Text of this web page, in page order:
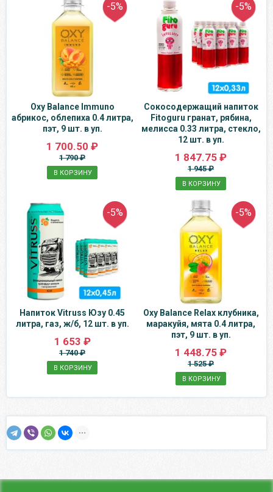
-5%
Oxy Balance Immuno
абрикос, облепиха 0.4 литра,
пэт, 9 шт. в уп.
1 700.50 ₽
1 790 ₽
В КОРЗИНУ
-5%
Сокосодержащий напиток
Fitoguru гранат, рябина,
мелисса 0.33 литра, стекло,
12 шт. в уп.
1 847.75 ₽
1 945 ₽
В КОРЗИНУ
-5%
Напиток Vitruss Юзу 0.45
литра, газ, ж/б, 12 шт. в уп.
1 653 ₽
1 740 ₽
В КОРЗИНУ
-5%
Oxy Balance Relax клубника,
маракуйя, мята 0.4 литра,
пэт, 9 шт. в уп.
1 448.75 ₽
1 525 ₽
В КОРЗИНУ